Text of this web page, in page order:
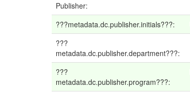
Publisher:
???metadata.dc.publisher.initials???:
???
metadata.dc.publisher.department???:
???
metadata.dc.publisher.program???: